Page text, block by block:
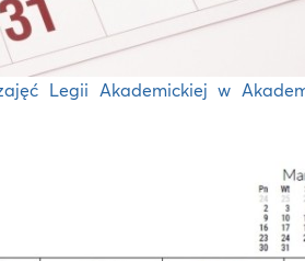
Legii Akademickiej w